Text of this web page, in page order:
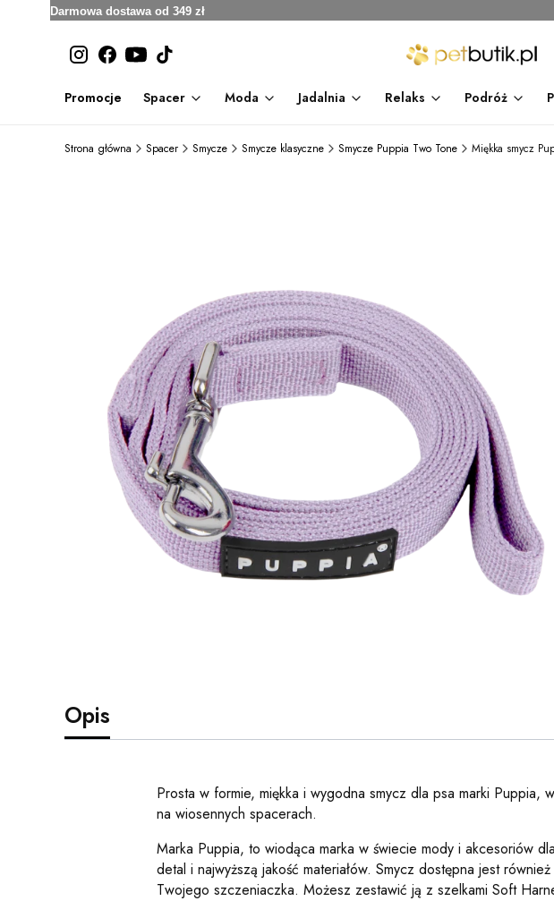
Darmowa dostawa od 349 zł
Promocje Spacer Moda Jadalnia Relaks Podróż
Strona główna Spacer Smycze Smycze klasyczne Smycze Puppia Two Tone Miękka smycz
Opis
Prosta w formie, miękka i wygodna smycz dla psa marki
na wiosennych spacerach.
Marka Puppia, to wiodąca marka w świecie mody i akcesoriów
detal i najwyższą jakość materiałów. Smycz dostępna jest
Twojego szczeniaczka. Możesz zestawić ją z szelkami Soft